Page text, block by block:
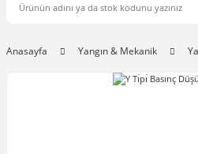
Anasayfa Yangın & Mekanik